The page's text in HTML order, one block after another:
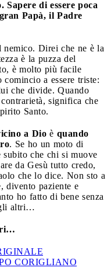
Sapere di essere poca
Papà, il Padre
nemico. Direi che ne è la
è la puzza del
è molto più facile
a essere triste:
che divide. Quando
significa che
Santo.
a Dio è quando
. Se ho un moto di
che chi si muove
da Gesù tutto credo,
che lo dice. Non sto a
divento paziente e
ho fatto di bene senza
altri…
CORIGLIANO